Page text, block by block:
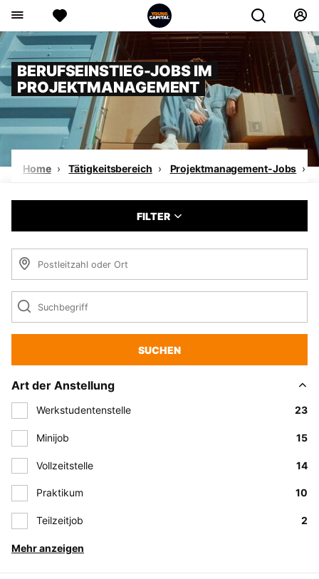
BERUFSEINSTIEG-JOBS IM
PROJEKTMANAGEMENT
Home Tätigkeitsbereich Projektmanagement-Jobs
FILTER
SUCHEN
Art der Anstellung
Werkstudentenstelle 23
Minijob 15
Vollzeitstelle 14
Praktikum 10
Teilzeitjob 2
Mehr anzeigen